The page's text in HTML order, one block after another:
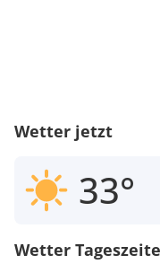
Wetter jetzt
33°
Wetter